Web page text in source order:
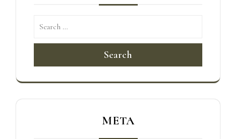
Search
META